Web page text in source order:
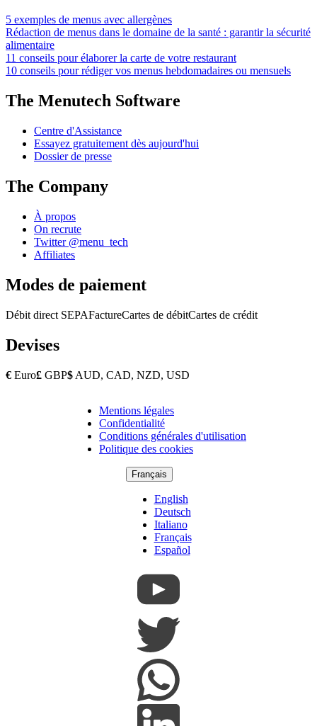
5 exemples de menus avec allergènes
Rédaction de menus dans le domaine de la santé : garantir la sécurité
alimentaire
11 conseils pour élaborer la carte de votre restaurant
10 conseils pour rédiger vos menus hebdomadaires ou mensuels
The Menutech Software
Centre d'Assistance
Essayez gratuitement dès aujourd'hui
Dossier de presse
The Company
À propos
On recrute
Twitter @menu_tech
Affiliates
Modes de paiement
Débit direct SEPAFactureCartes de débitCartes de crédit
Devises
€ Euro£ GBP$ AUD, CAD, NZD, USD
Copyright
Footer
Mentions légales
Confidentialité
Conditions générales d'utilisation
Politique des cookies
Français
English
Deutsch
Italiano
Français
Español